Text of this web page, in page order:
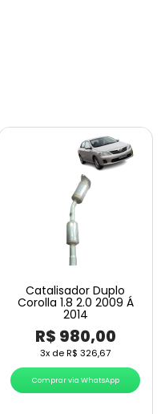
Catalisador Duplo
Corolla 1.8 2.0 2009 Á
2014
R$ 980,00
3x deR$ 326,67
Comprar via WhatsApp